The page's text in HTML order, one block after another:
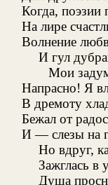
Когда, поэзии
На лире
Волнение
И гул
Мои
Напрасно! Я
В дремоту
Бежал от
И — слезы на
Но вдруг,
Зажглась в
Душа